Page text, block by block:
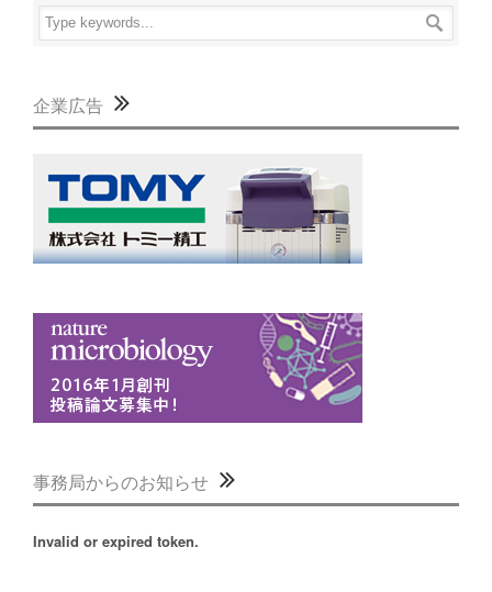
企業広告
事務局からのお知らせ
Invalid or expired token.